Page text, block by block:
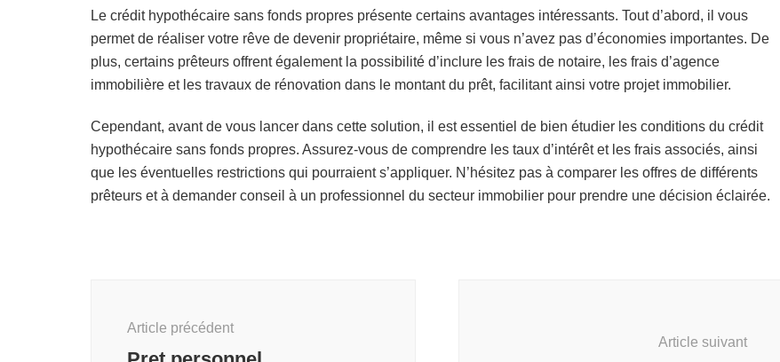
Le crédit hypothécaire sans fonds propres présente certains avantages intéressants. Tout d’abord, il vous
permet de réaliser votre rêve de devenir propriétaire, même si vous n’avez pas d’économies importantes. De
plus, certains prêteurs offrent également la possibilité d’inclure les frais de notaire, les frais d’agence
immobilière et les travaux de rénovation dans le montant du prêt, facilitant ainsi votre projet immobilier.
Cependant, avant de vous lancer dans cette solution, il est essentiel de bien étudier les conditions du crédit
hypothécaire sans fonds propres. Assurez-vous de comprendre les taux d’intérêt et les frais associés, ainsi
que les éventuelles restrictions qui pourraient s’appliquer. N’hésitez pas à comparer les offres de différents
prêteurs et à demander conseil à un professionnel du secteur immobilier pour prendre une décision éclairée.
Article précédent
Article suivant